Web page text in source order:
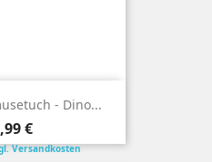
- Dino...
€
Versandkosten